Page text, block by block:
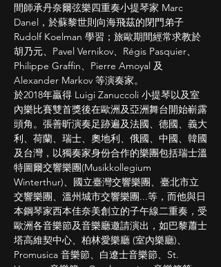
間師承丹奈爾弦樂四重奏小提琴家 Marc
Danel，於蘇黎世則向海飛茲的閉門弟子
Rudolf Koelman 學習；旅歐期間經常求教於
胡乃元、Pavel Vernikov、Régis Pasquier、
Philippe Graffin、Pierre Amoyal 及
Alexander Markov 等演奏家。
於2018年贏得 Luigi Zanuccoli 小提琴以及室
內樂比賽雙首獎後在歐洲及亞洲舞台開始嶄露
頭角。張善昕演奏足跡遍及法國、德國、義大
利、荷蘭、瑞士、奧地利、俄國、中國、韓國
及台灣，以獨奏家身份合作的樂團包括瑞士溫
特圖爾交響樂團(Musikkollegium
Winterthur)、國立臺灣交響樂團、臺北市立
交響樂團、溫州城市交響樂團...等，而他與日
本鋼琴家西本佳奈美創立的子午線二重奏，受
歐洲各音樂節及音樂廳邀請演出，如巴黎蕭士
塔高維契中心、柏林愛樂廳 (室內樂廳)、
Promusica 音樂節、白遼士音樂節、St.